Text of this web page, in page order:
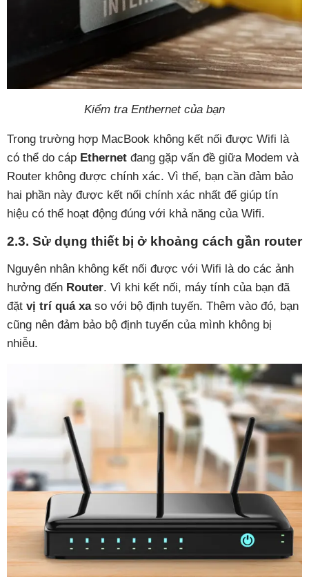
Kiểm tra Enthernet của bạn
Trong trường hợp MacBook không kết nối được Wifi là
có thể do cáp Ethernet đang gặp vấn đề giữa Modem và
Router không được chính xác. Vì thế, bạn cần đảm bảo
hai phần này được kết nối chính xác nhất để giúp tín
hiệu có thể hoạt động đúng với khả năng của Wifi.
2.3. Sử dụng thiết bị ở khoảng cách gần router
Nguyên nhân không kết nối được với Wifi là do các ảnh
hưởng đến Router. Vì khi kết nối, máy tính của bạn đã
đặt vị trí quá xaso với bộ định tuyến. Thêm vào đó, bạn
cũng nên đảm bảo bộ định tuyến của mình không bị
nhiễu.